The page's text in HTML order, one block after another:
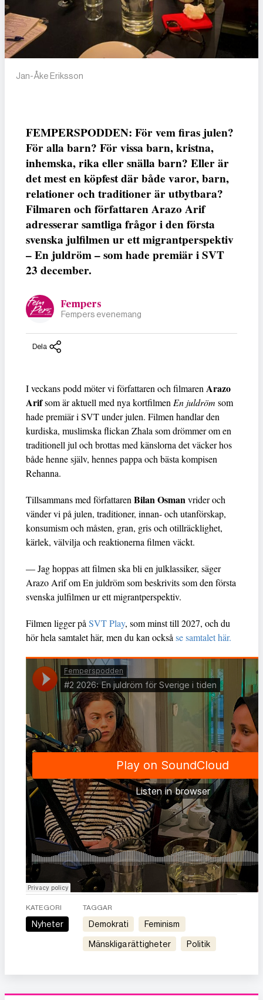
Jan-Åke Eriksson
FEMPERSPODDEN: För vem firas julen?
För alla barn? För vissa barn, kristna,
inhemska, rika eller snälla barn? Eller är
det mest en köpfest där både varor, barn,
relationer och traditioner är utbytbara?
Filmaren och författaren Arazo Arif
adresserar samtliga frågor i den första
svenska julfilmen ur ett migrantperspektiv
– En juldröm – som hade premiär i SVT
23 december.
Fempers
Fempers evenemang
Dela
I veckans podd möter vi författaren och filmarenArazo
Arifsom är aktuell med nya kortfilmenEn juldröm som
hade premiär i SVT under julen. Filmen handlar den
kurdiska, muslimska flickan Zhala som drömmer om en
traditionell jul och brottas med känslorna det väcker hos
både henne själv, hennes pappa och bästa kompisen
Rehanna.
Tillsammans med författarenBilan Osmanvrider och
vänder vi på julen, traditioner, innan- och utanförskap,
konsumism och måsten, gran, gris och otillräcklighet,
kärlek, välvilja och reaktionerna filmen väckt.
— Jag hoppas att filmen ska bli en julklassiker, säger
Arazo Arif om En juldröm som beskrivits som den första
svenska julfilmen ur ett migrantperspektiv.
Filmen ligger påSVT Play, som minst till 2027, och du
hör hela samtalet här, men du kan ocksåse samtalet här.
KATEGORI
Nyheter
TAGGAR
demokrati feminism
mänskliga rättigheter politik